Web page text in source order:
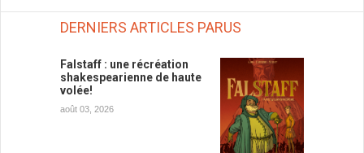
DERNIERS ARTICLES PARUS
Falstaff : une récréation
shakespearienne de haute
volée!
août 03, 2026